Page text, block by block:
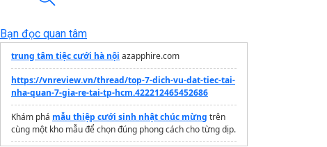
Bạn đọc quan tâm
trung tâm tiệc cưới hà nội azapphire.com
https://vnreview.vn/thread/top-7-dich-vu-dat-tiec-tai-
nha-quan-7-gia-re-tai-tp-hcm.422212465452686
Khám phá mẫu thiệp cưới sinh nhật chúc mừng trên
cùng một kho mẫu để chọn đúng phong cách cho từng dịp.